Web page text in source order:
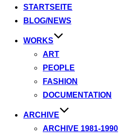
springenSTARTSEITE
BLOG/NEWS
WORKS
ART
PEOPLE
FASHION
DOCUMENTATION
ARCHIVE
ARCHIVE 1981-1990